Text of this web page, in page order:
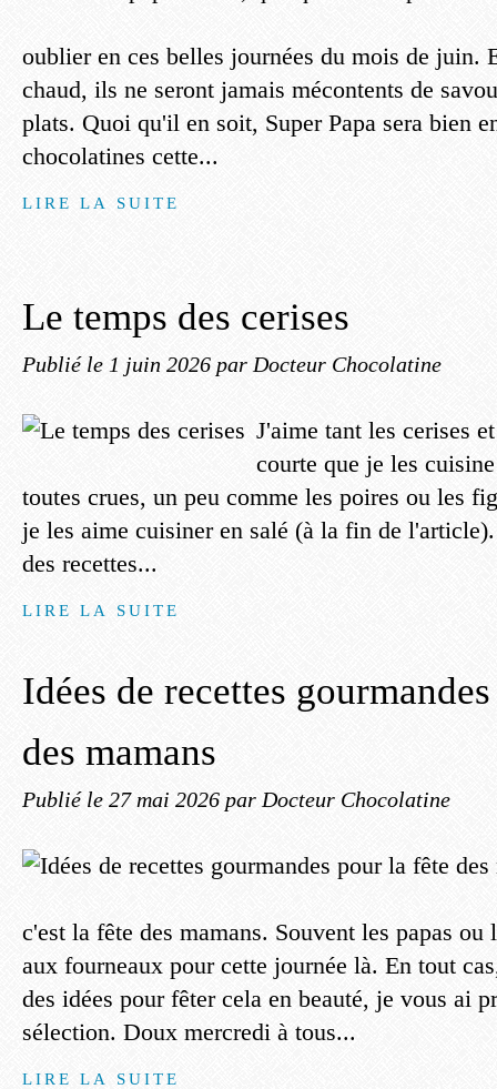
oublier en ces belles journées du mois de juin.
chaud, ils ne seront jamais mécontents de
plats. Quoi qu'il en soit, Super Papa sera bien
chocolatines cette...
LIRE LA SUITE
Le temps des cerises
Publié le 1 juin 2026 par Docteur Chocolatine
J'aime tant les cerises
courte que je les
toutes crues, un peu comme les poires ou les
je les aime cuisiner en salé (à la fin de
des recettes...
LIRE LA SUITE
Idées de recettes
des mamans
Publié le 27 mai 2026 par Docteur Chocolatine
c'est la fête des mamans. Souvent les papas ou
aux fourneaux pour cette journée là. En tout
des idées pour fêter cela en beauté, je vous ai
sélection. Doux mercredi à tous...
LIRE LA SUITE